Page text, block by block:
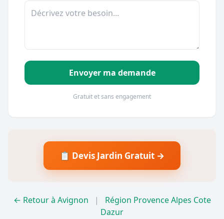
Envoyer ma demande
Gratuit et sans engagement
📋 Devis Jardin Gratuit →
← Retour à Avignon |
Région Provence Alpes Cote
Dazur